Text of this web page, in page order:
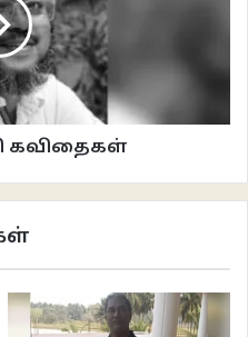
கவிதைகள்